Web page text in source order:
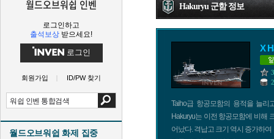
월드오브워쉽 인벤
로그인하고
출석보상 받으세요!
로그인
회원가입 ID/PW 찾기
월드오브워쉽 화제 집중
Hakuryu 군함 정보
X
Taiho급 항공모함의 용적을 늘리
Hakuryu는 이전 항공모함에 비해
어났다. 격납고 크기 역시 증가하